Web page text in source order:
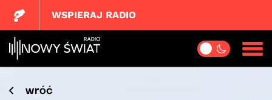
WSPIERAJ RADIO
wróć